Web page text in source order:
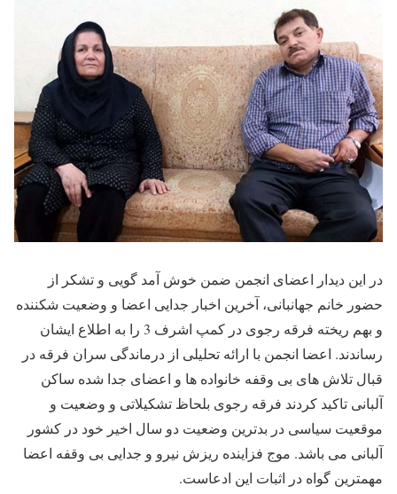
در این دیدار اعضای انجمن ضمن خوش آمد گویی و تشکر از
حضور خانم جهانبانی، آخرین اخبار جدایی اعضا و وضعیت شکننده
و بهم ریخته فرقه رجوی در کمپ اشرف 3 را به اطلاع ایشان
رساندند. اعضا انجمن با ارائه تحلیلی از درماندگی سران فرقه در
قبال تلاش های بی وقفه خانواده ها و اعضای جدا شده ساکن
آلبانی تاکید کردند فرقه رجوی بلحاظ تشکیلاتی و وضعیت و
موقعیت سیاسی در بدترین وضعیت دو سال اخیر خود در کشور
آلبانی می باشد. موج فزاینده ریزش نیرو و جدایی بی وقفه اعضا
مهمترین گواه در اثبات این ادعاست.